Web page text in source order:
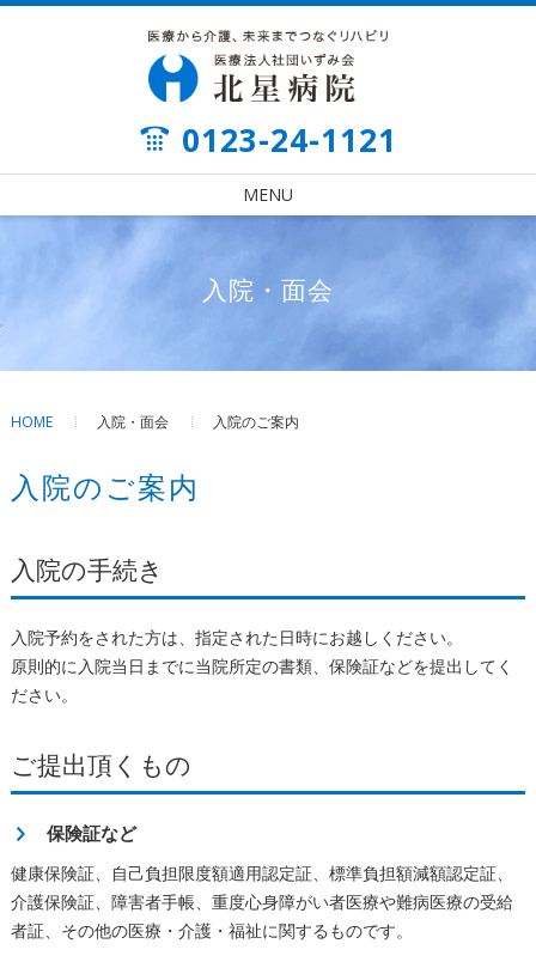
0123-24-1121
MENU
入院・面会
HOME 入院・面会 入院のご案内
入院のご案内
入院の手続き
入院予約をされた方は、指定された日時にお越しください。
原則的に入院当日までに当院所定の書類、保険証などを提出してく
ださい。
ご提出頂くもの
保険証など
健康保険証、自己負担限度額適用認定証、標準負担額減額認定証、
介護保険証、障害者手帳、重度心身障がい者医療や難病医療の受給
者証、その他の医療・介護・福祉に関するものです。